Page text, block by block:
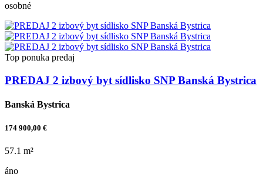
osobné
Top ponuka predaj
PREDAJ 2 izbový byt sídlisko SNP Banská Bystrica
Banská Bystrica
174 900,00 €
57.1 m²
áno